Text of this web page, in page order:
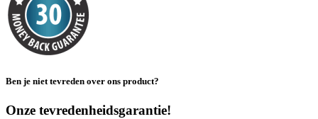
Ben je niet tevreden over ons product?
Onze tevredenheidsgarantie!